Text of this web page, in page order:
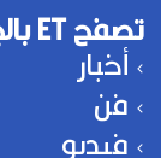
تصفح ET بالجزائري
أخبار
فن
فيديو